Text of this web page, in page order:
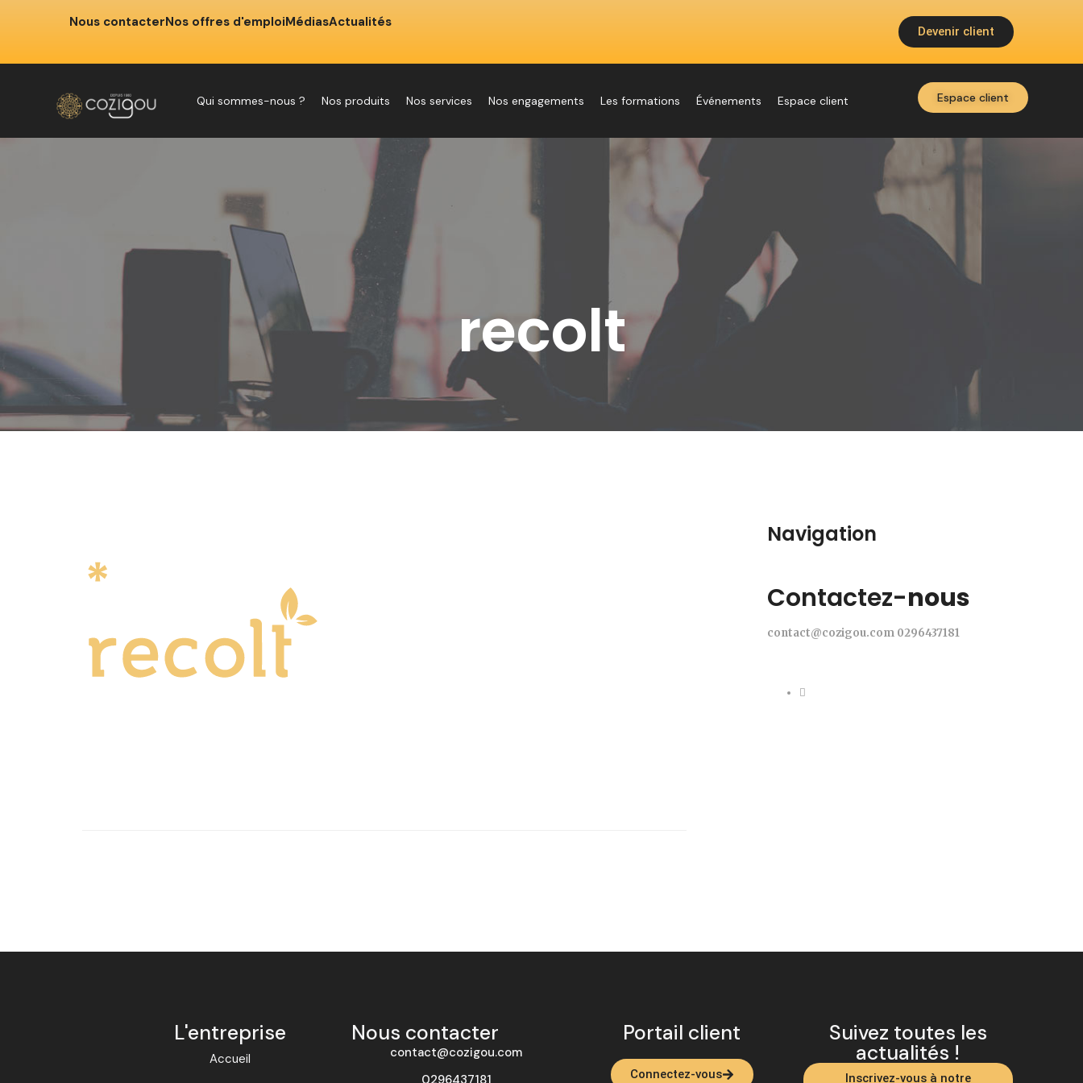
Nous contacterNos offres d'emploiMédiasActualités
Devenir client
Qui sommes-nous ? Nos produits Nos services Nos engagements Les formations Événements Espace client Espace client
recolt
Navigation
Contactez-nous
contact@cozigou.com 0296437181
L'entreprise
Accueil
Nous contacter
contact@cozigou.com
0296437181
Portail client
Connectez-vous
Suivez toutes les
actualités !
Inscrivez-vous à notre